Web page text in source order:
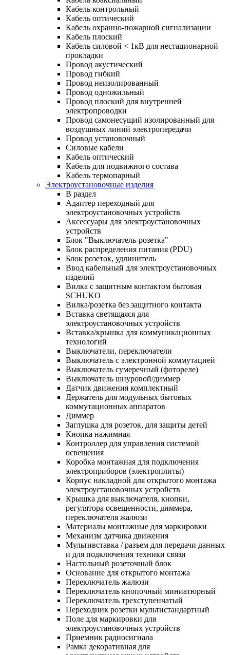
Кабель контрольный
Кабель оптический
Кабель охранно-пожарной сигнализации
Кабель плоский
Кабель силовой < 1кВ для нестационарной
прокладки
Провод акустический
Провод гибкий
Провод неизолированный
Провод одножильный
Провод плоский для внутренней
электропроводки
Провод самонесущий изолированный для
воздушных линий электропередачи
Провод установочный
Силовые кабели
Кабель оптический
Кабель для подвижного состава
Кабель термопарный
Электроустановочные изделия
В раздел
Адаптер переходный для
электроустановочных устройств
Аксессуары для электроустановочных
устройств
Блок "Выключатель-розетка"
Блок распределения питания (PDU)
Блок розеток, удлинитель
Ввод кабельный для электроустановочных
изделий
Вилка с защитным контактом бытовая
SCHUKO
Вилка/розетка без защитного контакта
Вставка светящаяся для
электроустановочных устройств
Вставка/крышка для коммуникационных
технологий
Выключатели, переключатели
Выключатель с электронной коммутацией
Выключатель сумеречный (фотореле)
Выключатель шнуровой/диммер
Датчик движения комплектный
Держатель для модульных бытовых
коммутационных аппаратов
Диммер
Заглушка для розеток, для защиты детей
Кнопка нажимная
Контроллер для управления системой
освещения
Коробка монтажная для подключения
электроприборов (электроплиты)
Корпус накладной для открытого монтажа
электроустановочных устройств
Крышка для выключателя, кнопки,
регулятора освещенности, диммера,
переключателя жалюзи
Материалы монтажные для маркировки
Механизм датчика движения
Мультивставка / разъем для передачи данных
и для подключения техники связи
Настольный розеточный блок
Основание для открытого монтажа
Переключатель жалюзи
Переключатель кнопочный миниатюрный
Переключатель трехступенчатый
Переходник розетки мультистандартный
Поле для маркировки для
электроустановочных устройств
Приемник радиосигнала
Рамка декоративная для